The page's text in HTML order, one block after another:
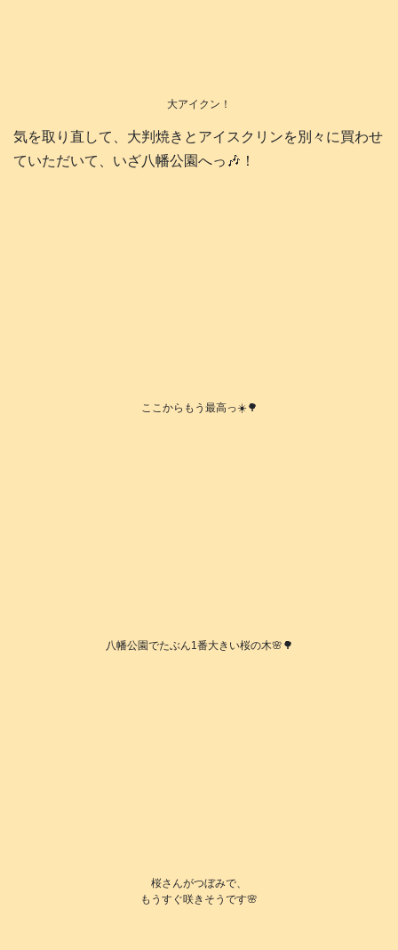
大アイクン！
気を取り直して、大判焼きとアイスクリンを別々に買わせ
ていただいて、いざ八幡公園へっ🎶！
ここからもう最高っ☀️🌳
八幡公園でたぶん1番大きい桜の木🌸🌳
桜さんがつぼみで、
もうすぐ咲きそうです🌸